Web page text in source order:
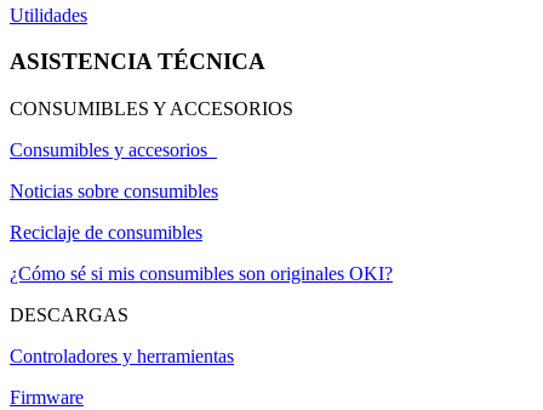
Utilidades
ASISTENCIA TÉCNICA
CONSUMIBLES Y ACCESORIOS
Consumibles y accesorios
Noticias sobre consumibles
Reciclaje de consumibles
¿Cómo sé si mis consumibles son originales OKI?
DESCARGAS
Controladores y herramientas
Firmware